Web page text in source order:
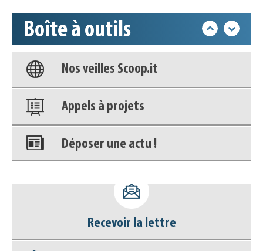
Boîte à outils
Base documentaire
Nos veilles Scoop.it
Appels à projets
Déposer une actu !
déconnecter)
Base documentaire
Recevoir la lettre